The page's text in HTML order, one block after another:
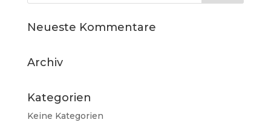
Neueste Kommentare
Archiv
Kategorien
Keine Kategorien